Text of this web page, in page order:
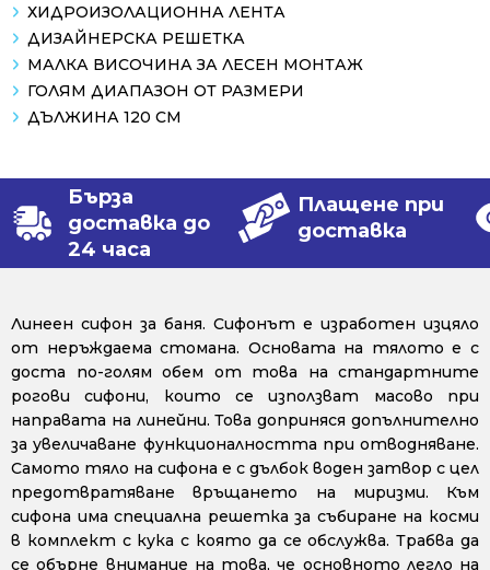
ХИДРОИЗОЛАЦИОННА ЛЕНТА
ДИЗАЙНЕРСКА РЕШЕТКА
МАЛКА ВИСОЧИНА ЗА ЛЕСЕН МОНТАЖ
ГОЛЯМ ДИАПАЗОН ОТ РАЗМЕРИ
ДЪЛЖИНА 120 СМ
Бърза
доставка до
24 часа
Плащене при
доставка
Линеен сифон за баня. Сифонът е изработен изцяло
от неръждаема стомана. Основата на тялото е с
доста по-голям обем от това на стандартните
рогови сифони, които се използват масово при
направата на линейни. Това доприняся допълнително
за увеличаване функционалността при отводняване.
Самото тяло на сифона е с дълбок воден затвор с цел
предотвратяване връщането на миризми. Към
сифона има специална решетка за събиране на косми
в комплект с кука с която да се обслужва. Трабва да
се обърне внимание на това, че основното легло на